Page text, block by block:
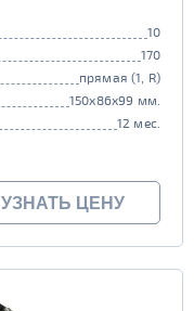
10
170
прямая (1, R)
150x86x99 мм.
12 мес.
УЗНАТЬ ЦЕНУ